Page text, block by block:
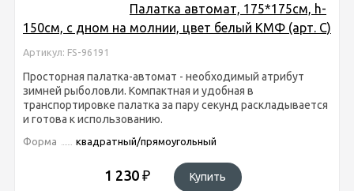
Палатка автомат, 175*175см, h-
150см, с дном на молнии, цвет белый КМФ (арт. C)
Артикул: FS-96191
Просторная палатка-автомат - необходимый атрибут
зимней рыболовли. Компактная и удобная в
транспортировке палатка за пару секунд раскладывается
и готова к использованию.
Форма квадратный/прямоугольный
1 230 ₽
Купить